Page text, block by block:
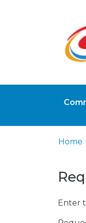
Home
Enter